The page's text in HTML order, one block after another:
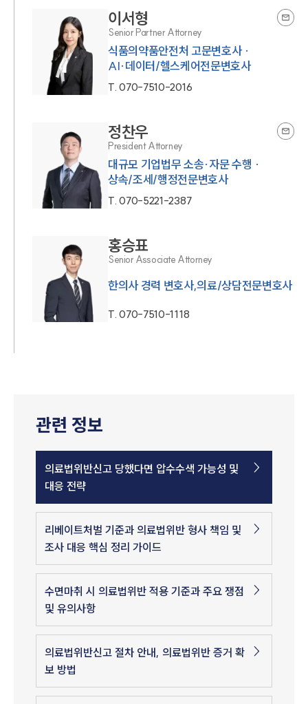
이서형
Senior Partner Attorney
식품의약품안전처 고문변호사 ·
AI·데이터/헬스케어전문변호사
T.070-7510-2016
정찬우
President Attorney
대규모 기업법무 소송·자문 수행 ·
상속/조세/행정전문변호사
T.070-5221-2387
홍승표
Senior Associate Attorney
한의사 경력 변호사,의료/상담전문변호사
T.070-7510-1118
관련 정보
의료법위반신고 당했다면 압수수색 가능성 및
대응 전략
리베이트처벌 기준과 의료법위반 형사 책임 및
조사 대응 핵심 정리 가이드
수면마취 시 의료법위반 적용 기준과 주요 쟁점
및 유의사항
의료법위반신고 절차 안내, 의료법위반 증거 확
보 방법